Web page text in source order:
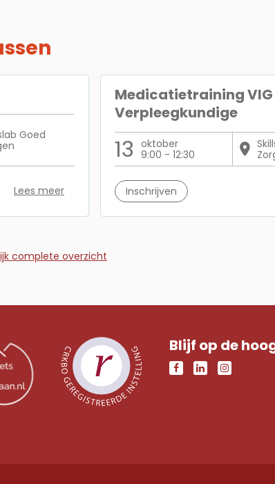
Goed
Lees meer
Medicatietraining VIG
Verpleegkundige
13 oktober
9:00 - 12:30
Inschrijven
complete overzicht
Blijf op de